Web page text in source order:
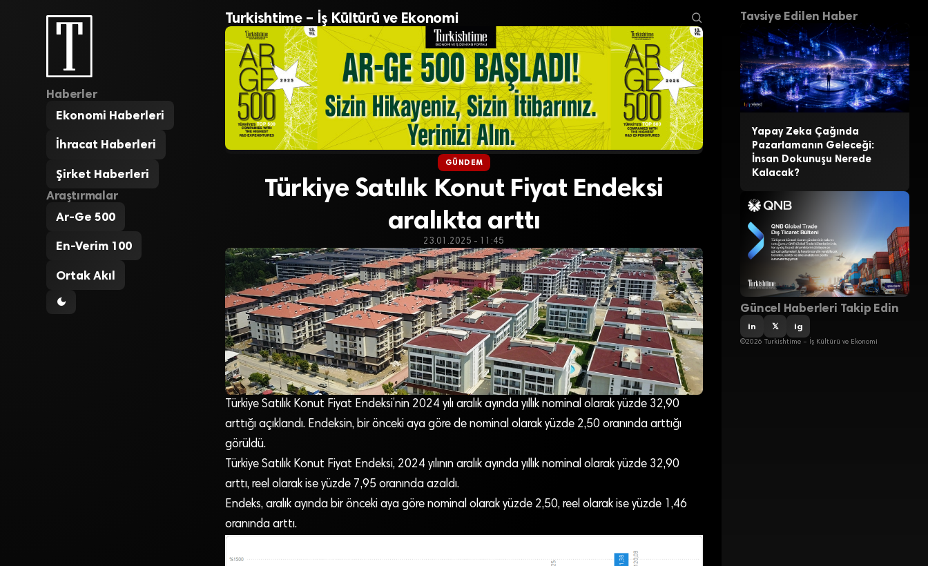
Haberler
Ekonomi Haberleri
İhracat Haberleri
Şirket Haberleri
Araştırmalar
Ar-Ge 500
En-Verim 100
Ortak Akıl
Turkishtime – İş Kültürü ve Ekonomi
GÜNDEM
Türkiye Satılık Konut Fiyat Endeksi
aralıkta arttı
23.01.2025 - 11:45
Türkiye Satılık Konut Fiyat Endeksi’nin 2024 yılı aralık ayında yıllık nominal olarak yüzde 32,90
arttığı açıklandı. Endeksin, bir önceki aya göre de nominal olarak yüzde 2,50 oranında arttığı
görüldü.
Türkiye Satılık Konut Fiyat Endeksi, 2024 yılının aralık ayında yıllık nominal olarak yüzde 32,90
arttı, reel olarak ise yüzde 7,95 oranında azaldı.
Endeks, aralık ayında bir önceki aya göre nominal olarak yüzde 2,50, reel olarak ise yüzde 1,46
oranında arttı.
Tavsiye Edilen Haber
Yapay Zeka Çağında
Pazarlamanın Geleceği:
İnsan Dokunuşu Nerede
Kalacak?
Güncel Haberleri Takip Edin
in 𝕏 ig
©2026 Turkishtime – İş Kültürü ve Ekonomi